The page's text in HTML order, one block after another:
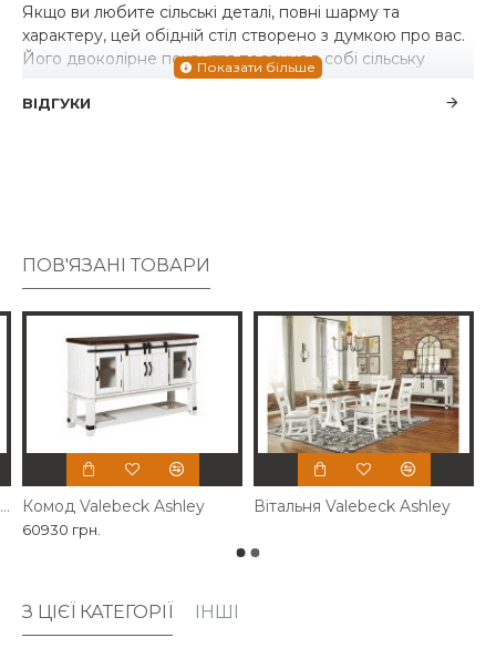
Якщо ви любите сільські деталі, повні шарму та
характеру, цей обідній стіл створено з думкою про вас.
Його двоколірне покриття поєднує в собі сільську
коричневу стільницю з вінтажною білою основою для
свіжого стилю фермерського будинку. Цей круглий стіл
ВІДГУКИ
ПОВ'ЯЗАНІ ТОВАРИ
Стіл розкладний Valebeck Ashley Комод Valebeck Ashley
60930 грн.
Вітальня Valebeck Ashley
З ЦІЄЇ КАТЕГОРІЇ ІНШІ